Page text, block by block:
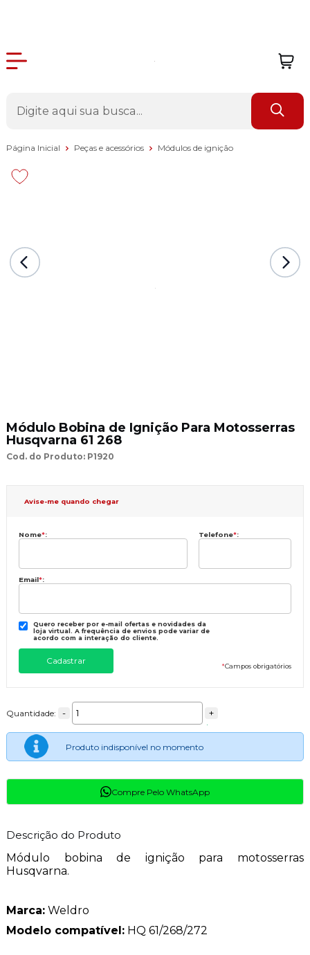
Página Inicial Peças e acessórios Módulos de ignição
Módulo Bobina de Ignição Para Motosserras
Husqvarna 61 268
Cod. do Produto: P1920
Avise-me quando chegar
Nome*: Telefone*:
Email*:
Quero receber por e-mail ofertas e novidades da
loja virtual. A frequência de envios pode variar de
acordo com a interação do cliente.
*Campos obrigatórios
Quantidade: - +
Produto indisponível no momento
Compre Pelo WhatsApp
Descrição do Produto
Módulo bobina de ignição para motosserras
Husqvarna.
Marca:Weldro
Modelo compatível:HQ 61/268/272